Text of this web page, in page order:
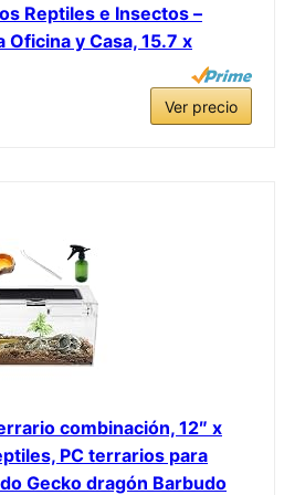
Reptiles e Insectos –
Oficina y Casa, 15.7 x
Ver precio
combinación, 12″ x
PC terrarios para
Gecko dragón Barbudo